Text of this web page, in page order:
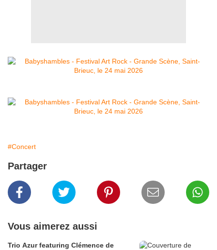
#Concert
Partager
Vous aimerez aussi
Trio Azur featuring Clémence de